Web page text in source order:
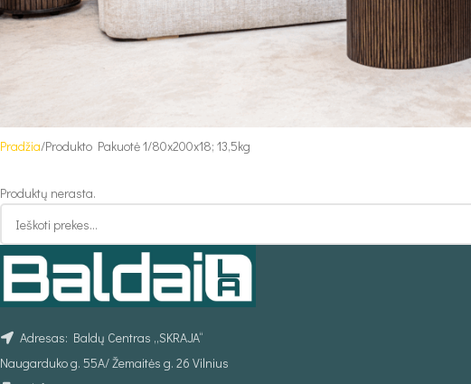
Pradžia Produkto Pakuotė 1 80x200x18; 13,5kg
Produktų nerasta.
Adresas: Baldų Centras „SKRAJA“
Naugarduko g. 55A/ Žemaitės g. 26 Vilnius